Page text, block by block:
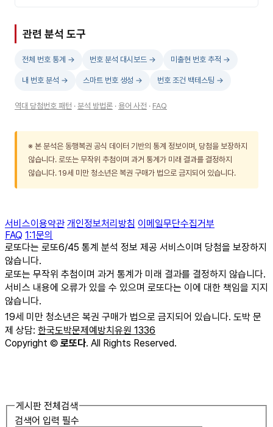
관련 분석 도구
전체 번호 통계 → 번호 분석 대시보드 → 미출현 번호 추적 →
내 번호 분석 → 스마트 번호 생성 → 번호 조건 백테스팅 →
역대 당첨번호 패턴 · 분석 방법론 · 용어 사전 · FAQ
※ 본 분석은 동행복권 공식 데이터 기반의 통계 정보이며, 당첨을 보장하지
않습니다. 로또는 무작위 추첨이며 과거 통계가 미래 결과를 결정하지
않습니다. 19세 미만 청소년은 복권 구매가 법으로 금지되어 있습니다.
서비스이용약관 개인정보처리방침 이메일무단수집거부
FAQ 1:1문의
로또다는 로또6/45 통계 분석 정보 제공 서비스이며 당첨을 보장하지
않습니다.
로또는 무작위 추첨이며 과거 통계가 미래 결과를 결정하지 않습니다.
서비스 내용에 오류가 있을 수 있으며 로또다는 이에 대한 책임을 지지
않습니다.
19세 미만 청소년은 복권 구매가 법으로 금지되어 있습니다. 도박 문
제 상담: 한국도박문제예방치유원 1336
Copyright © 로또다. All Rights Reserved.
게시판 전체검색
검색어 입력 필수